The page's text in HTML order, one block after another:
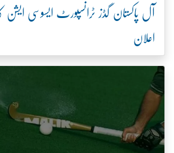
آل پاکستان گڈز ٹرانسپورٹ ایسوسی
اعلان